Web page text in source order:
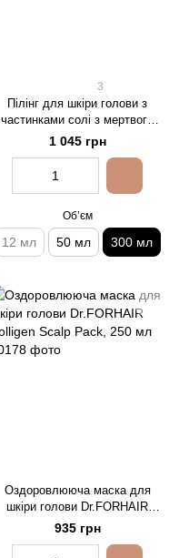
3
Пілінг для шкіри голови з
частинками солі з мертвого
моря Dr. FORHAIR Sea Salt
Scaler, 300 мл
1 045 грн
Обʼєм
12 мл 50 мл 300 мл
Оздоровлююча маска для
шкіри голови Dr.FORHAIR
Folligen Scalp Pack, 250 мл
935 грн